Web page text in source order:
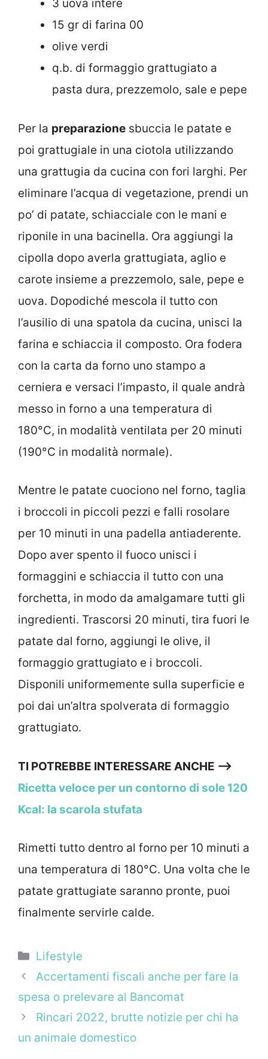
3 uova intere
15 gr di farina 00
olive verdi
q.b. di formaggio grattugiato a
pasta dura, prezzemolo, sale e pepe
Per la preparazione sbuccia le patate e
poi grattugiale in una ciotola utilizzando
una grattugia da cucina con fori larghi. Per
eliminare l’acqua di vegetazione, prendi un
po’ di patate, schiacciale con le mani e
riponile in una bacinella. Ora aggiungi la
cipolla dopo averla grattugiata, aglio e
carote insieme a prezzemolo, sale, pepe e
uova. Dopodiché mescola il tutto con
l’ausilio di una spatola da cucina, unisci la
farina e schiaccia il composto. Ora fodera
con la carta da forno uno stampo a
cerniera e versaci l’impasto, il quale andrà
messo in forno a una temperatura di
180°C, in modalità ventilata per 20 minuti
(190°C in modalità normale).
Mentre le patate cuociono nel forno, taglia
i broccoli in piccoli pezzi e falli rosolare
per 10 minuti in una padella antiaderente.
Dopo aver spento il fuoco unisci i
formaggini e schiaccia il tutto con una
forchetta, in modo da amalgamare tutti gli
ingredienti. Trascorsi 20 minuti, tira fuori le
patate dal forno, aggiungi le olive, il
formaggio grattugiato e i broccoli.
Disponili uniformemente sulla superficie e
poi dai un’altra spolverata di formaggio
grattugiato.
TI POTREBBE INTERESSARE ANCHE —>
Ricetta veloce per un contorno di sole 120
Kcal: la scarola stufata
Rimetti tutto dentro al forno per 10 minuti a
una temperatura di 180°C. Una volta che le
patate grattugiate saranno pronte, puoi
finalmente servirle calde.
Categorie
Lifestyle
Accertamenti fiscali anche per fare la
spesa o prelevare al Bancomat
Rincari 2022, brutte notizie per chi ha
un animale domestico